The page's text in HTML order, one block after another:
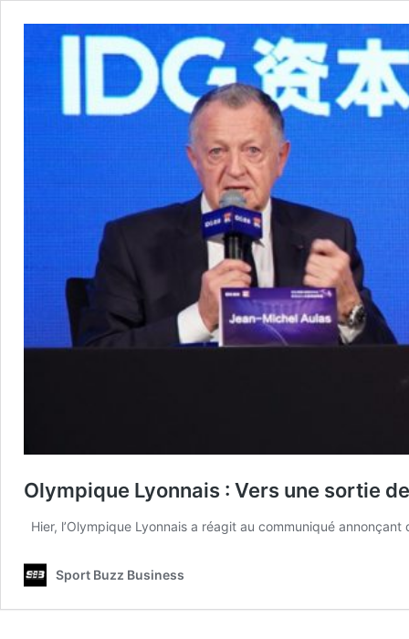
Olympique Lyonnais : Vers une sortie
Hier, l’Olympique Lyonnais a réagit au communiqué
Sport Buzz Business